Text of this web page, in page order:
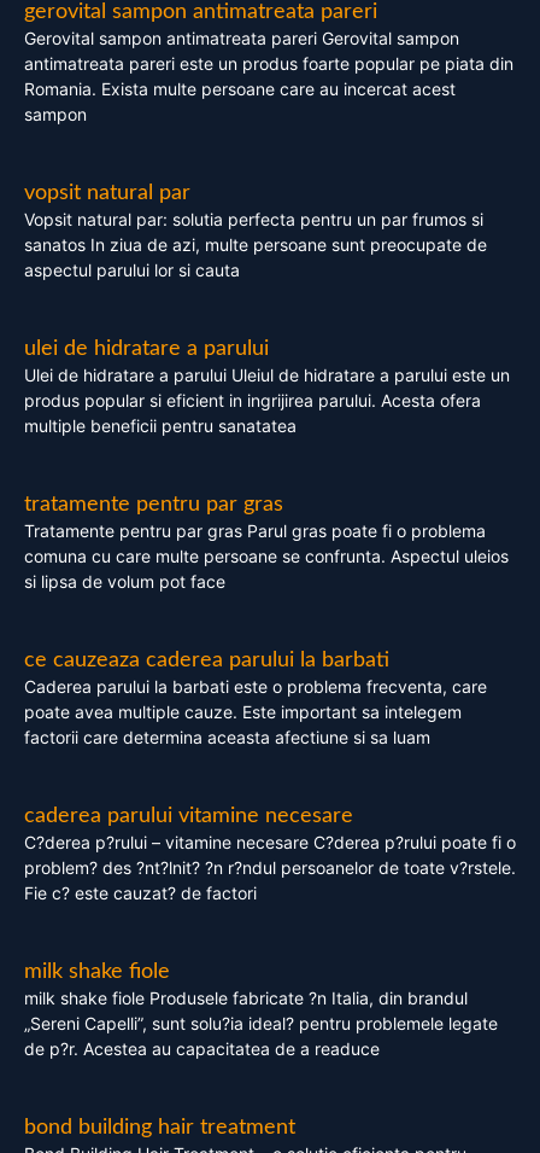
gerovital sampon antimatreata pareri
Gerovital sampon antimatreata pareri Gerovital sampon
antimatreata pareri este un produs foarte popular pe piata din
Romania. Exista multe persoane care au incercat acest
sampon
vopsit natural par
Vopsit natural par: solutia perfecta pentru un par frumos si
sanatos In ziua de azi, multe persoane sunt preocupate de
aspectul parului lor si cauta
ulei de hidratare a parului
Ulei de hidratare a parului Uleiul de hidratare a parului este un
produs popular si eficient in ingrijirea parului. Acesta ofera
multiple beneficii pentru sanatatea
tratamente pentru par gras
Tratamente pentru par gras Parul gras poate fi o problema
comuna cu care multe persoane se confrunta. Aspectul uleios
si lipsa de volum pot face
ce cauzeaza caderea parului la barbati
Caderea parului la barbati este o problema frecventa, care
poate avea multiple cauze. Este important sa intelegem
factorii care determina aceasta afectiune si sa luam
caderea parului vitamine necesare
C?derea p?rului – vitamine necesare C?derea p?rului poate fi o
problem? des ?nt?lnit? ?n r?ndul persoanelor de toate v?rstele.
Fie c? este cauzat? de factori
milk shake fiole
milk shake fiole Produsele fabricate ?n Italia, din brandul
„Sereni Capelli”, sunt solu?ia ideal? pentru problemele legate
de p?r. Acestea au capacitatea de a readuce
bond building hair treatment